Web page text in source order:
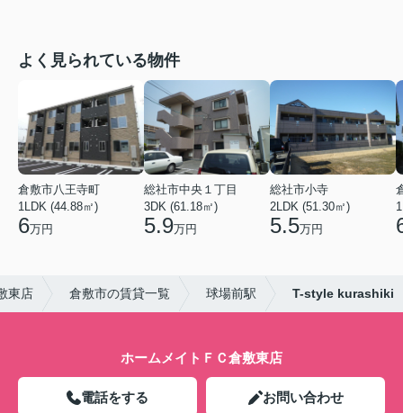
よく見られている物件
倉敷市八王寺町
1LDK (44.88㎡)
6万円
総社市中央１丁目
3DK (61.18㎡)
5.9万円
総社市小寺
2LDK (51.30㎡)
5.5万円
東店 倉敷市の賃貸一覧 球場前駅 T-style kurashiki
ホームメイトＦＣ倉敷東店
電話をする お問い合わせ